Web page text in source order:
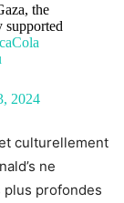
the
supported
2024
culturellement
ne
plus profondes